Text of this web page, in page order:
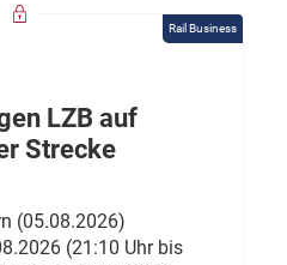
Rail Business
LZB auf
Strecke
(05.08.2026)
(21:10 Uhr bis